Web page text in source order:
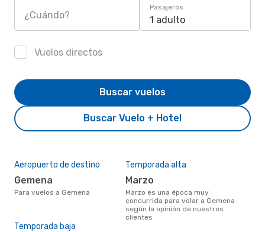
¿Cuándo?
Pasajeros
1 adulto
Vuelos directos
Buscar Vuelo + Hotel
Buscar vuelos
Aeropuerto de destino
Gemena
Para vuelos a Gemena
Temporada alta
marzo
marzo es una época muy
concurrida para volar a Gemena
según la opinión de nuestros
clientes
Temporada baja